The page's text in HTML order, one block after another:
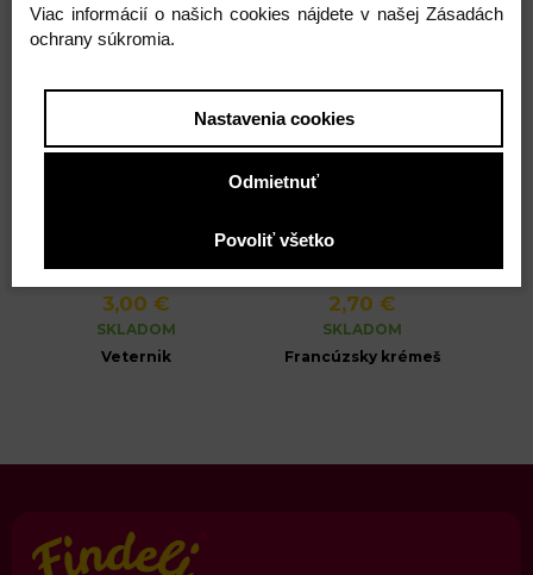
3,00 €
SKLADOM
Veternik
2,70 €
SKLADOM
Francúzsky krémeš
Viac informácií o našich cookies nájdete v našej Zásadách
ochrany súkromia.
Nastavenia cookies
Odmietnuť
Povoliť všetko